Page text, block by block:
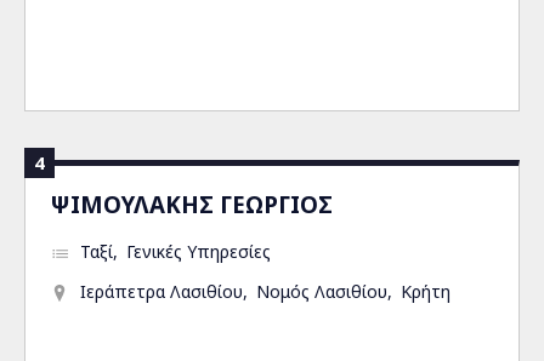
4
ΨΙΜΟΥΛΑΚΗΣ ΓΕΩΡΓΙΟΣ
Ταξί
Γενικές Υπηρεσίες
Ιεράπετρα Λασιθίου
Νομός Λασιθίου Κρήτη